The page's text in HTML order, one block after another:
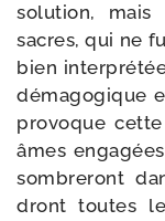
solu­tion,
sacres, qui ne
bien
déma­go­gique
pro­voque
âmes
som­bre­ront
dront toutes